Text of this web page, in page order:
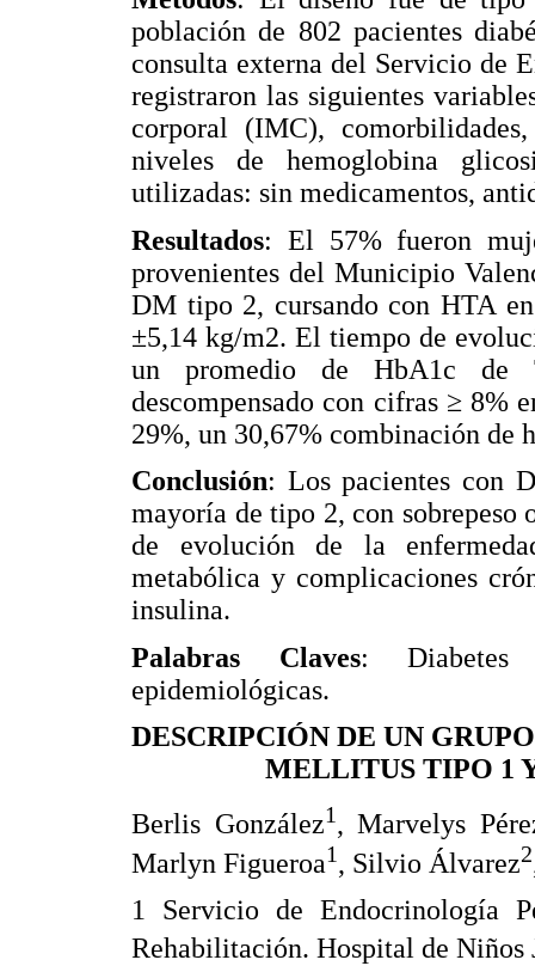
población de 802 pacientes
consulta externa del Servicio de
registraron las siguientes
corporal (IMC),
niveles de hemoglobina
utilizadas: sin medicamentos,
Resultados: El 57% fueron
provenientes del Municipio
DM tipo 2, cursando con HTA
±5,14 kg/m2. El tiempo de
un promedio de HbA1c de
descompensado con cifras ≥ 8%
29%, un 30,67% combinación de
Conclusión: Los pacientes con
mayoría de tipo 2, con sobrepeso
de evolución de la
metabólica y complicaciones
insulina.
Palabras Claves: Diabetes
epidemiológicas.
DESCRIPCIÓN DE UN
MELLITUS TIPO 1
Berlis González1, Marvelys
Marlyn Figueroa1, Silvio Álvarez2
1 Servicio de Endocrinología
Rehabilitación. Hospital de Niños